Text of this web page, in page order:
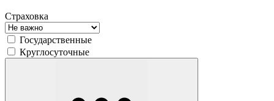
Страховка
Государственные
Круглосуточные